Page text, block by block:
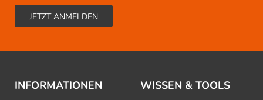
INFORMATIONEN WISSEN & TOOLS